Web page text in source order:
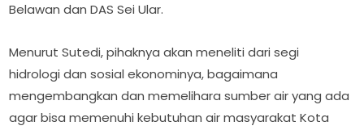
Belawan dan DAS Sei Ular.
Menurut Sutedi, pihaknya akan meneliti dari segi
hidrologi dan sosial ekonominya, bagaimana
mengembangkan dan memelihara sumber air yang ada
agar bisa memenuhi kebutuhan air masyarakat Kota